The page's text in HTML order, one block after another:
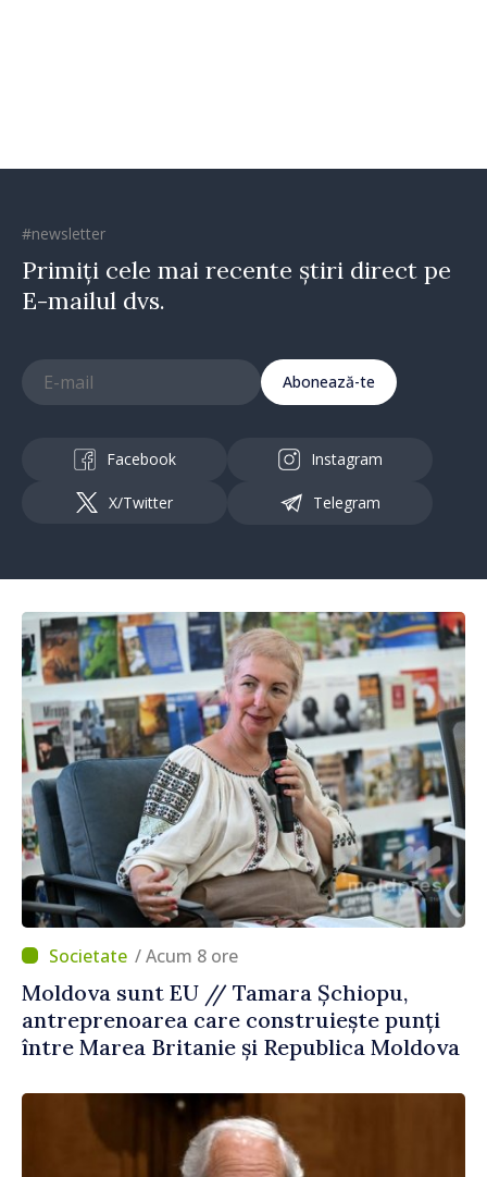
#newsletter
Primiți cele mai recente știri direct pe
E-mailul dvs.
Abonează-te
Facebook Instagram
X/Twitter Telegram
/ Acum 8 ore
Moldova sunt EU // Tamara Șchiopu,
antreprenoarea care construiește punți
între Marea Britanie și Republica Moldova